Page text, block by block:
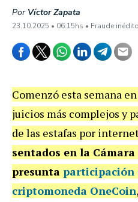
Por Víctor Zapata
23.10.2025 • 06:15hs • Fraude inédito
Comenzó esta semana
juicios más complejos y
de las estafas por
sentados en la
presunta participación
criptomoneda OneCoin